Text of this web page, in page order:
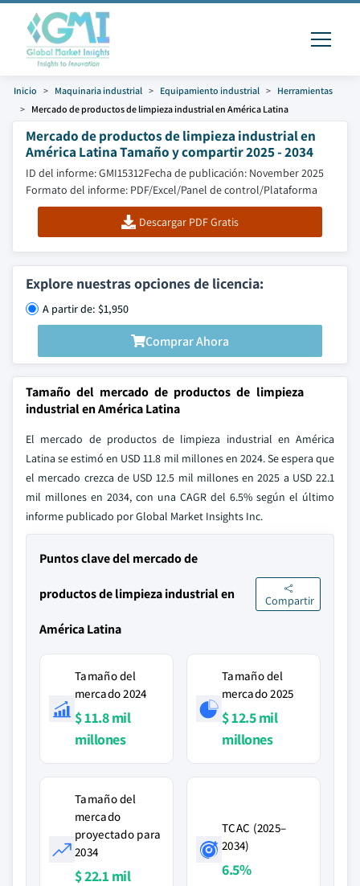
Inicio Maquinaria industrial Equipamiento industrial
Herramientas
Mercado de productos de limpieza industrial en América Latina
Mercado de productos de limpieza industrial en
América Latina Tamaño y compartir 2025 - 2034
ID del informe: GMI15312Fecha de publicación: November 2025
Formato del informe: PDF/Excel/Panel de control/Plataforma
Descargar PDF Gratis
Explore nuestras opciones de licencia:
A partir de: $1,950
Comprar Ahora
Tamaño del mercado de productos de limpieza
industrial en América Latina
El mercado de productos de limpieza industrial en América
Latina se estimó en USD 11.8 mil millones en 2024. Se espera que
el mercado crezca de USD 12.5 mil millones en 2025 a USD 22.1
mil millones en 2034, con una CAGR del 6.5% según el último
informe publicado por Global Market Insights Inc.
Puntos clave del mercado de
productos de limpieza industrial en
América Latina
Compartir
Tamaño del
mercado 2024
$ 11.8 mil
millones
Tamaño del
mercado 2025
$ 12.5 mil
millones
Tamaño del
mercado
proyectado para
2034
$ 22.1 mil
TCAC (2025–
2034)
6.5%